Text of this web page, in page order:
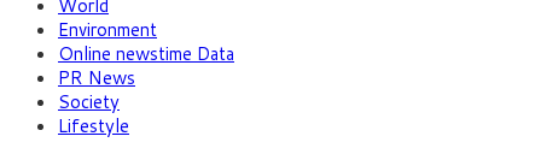
World
Environment
Online newstime Data
PR News
Society
Lifestyle